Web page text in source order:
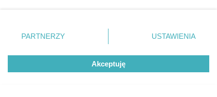
zmienić/wycofać klikając przycisk ustawień prywatności
znajdujący się w lewym dolnym rogu strony
rodzaje przetwarzania danych nie wymagają zgody
użytkownika, ale masz prawo sprzeciwić się takiemu
przetwarzaniu. Preferencje będą miały zastosowanie tylko
PARTNERZY USTAWIENIA
Akceptuję